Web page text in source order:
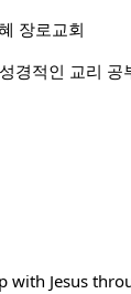
장로교회
경적인 교리
with Jesus